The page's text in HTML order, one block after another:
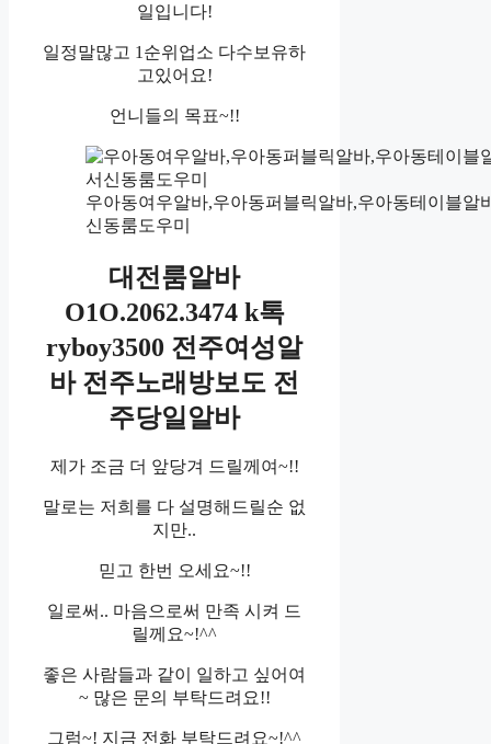
일입니다!
일정말많고 1순위업소 다수보유하
고있어요!
언니들의 목표~!!
우아동여우알바,우아동퍼블릭알바,우아동테이블
신동룸도우미
대전룸알바
O1O.2062.3474 k톡
ryboy3500 전주여성알
바 전주노래방보도 전
주당일알바
제가 조금 더 앞당겨 드릴께여~!!
말로는 저희를 다 설명해드릴순 없
지만..
믿고 한번 오세요~!!
일로써.. 마음으로써 만족 시켜 드
릴께요~!^^
좋은 사람들과 같이 일하고 싶어여
~ 많은 문의 부탁드려요!!
그럼~! 지금 전화 부탁드려요~!^^